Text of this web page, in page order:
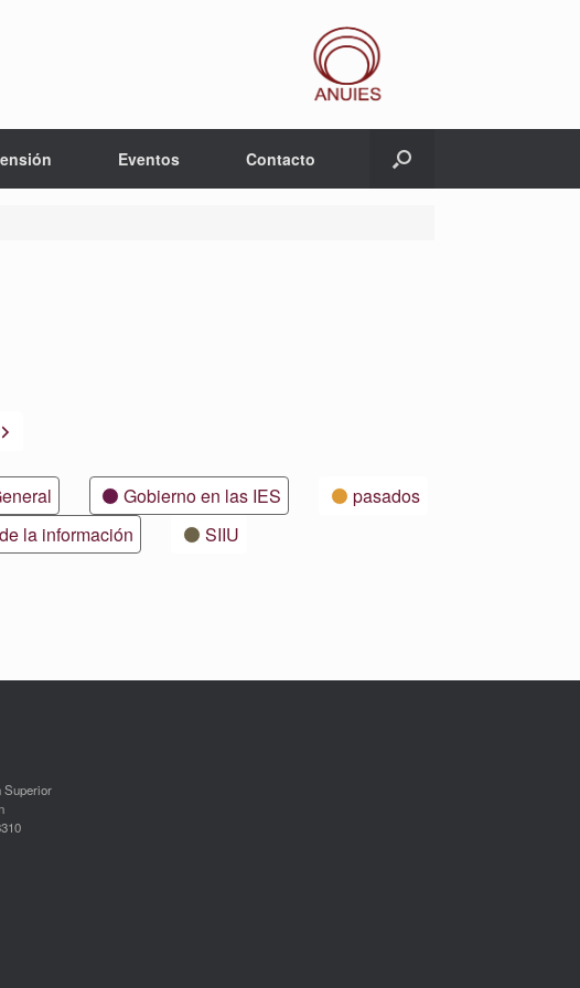
Eventos Contacto
Siguiente
Gobierno en las IES
pasados
la información
SIIU
Superior